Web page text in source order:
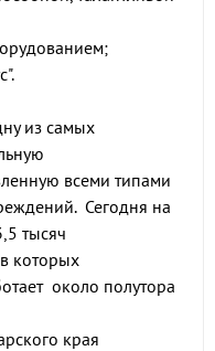
из самых
всеми типами
Сегодня на
тысяч
которых
около полутора
края